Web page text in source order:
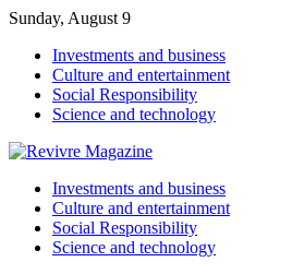
Sunday, August 9
Investments and business
Culture and entertainment
Social Responsibility
Science and technology
Investments and business
Culture and entertainment
Social Responsibility
Science and technology